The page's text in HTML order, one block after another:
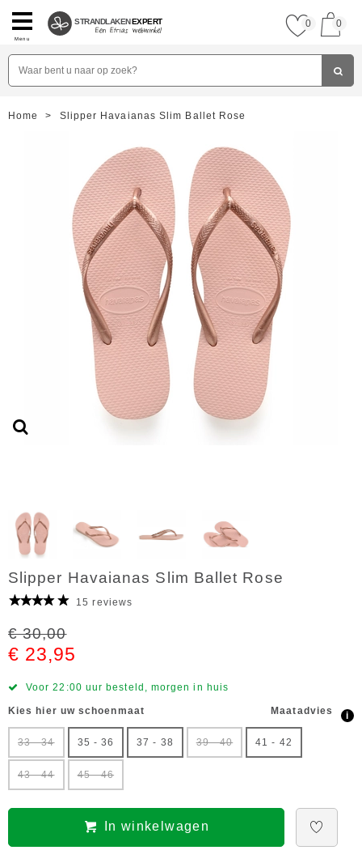
Menu
STRANDLAKENEXPERT 0 0
Home > Slipper Havaianas Slim Ballet Rose
Slipper Havaianas Slim Ballet Rose
15 reviews
€ 30,00
€ 23,95
Voor 22:00 uur besteld, morgen in huis
Kies hier uw schoenmaat Maatadvies i
33 - 34 35 - 36 37 - 38 39 - 40 41 - 42
43 - 44 45 - 46
In winkelwagen